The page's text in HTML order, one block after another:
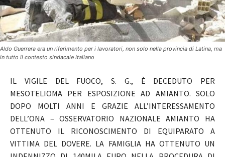
Aldo Guerrera era un riferimento per i lavoratori, non solo nella provincia di Latina, ma
in tutto il contesto sindacale italiano
IL VIGILE DEL FUOCO, S. G., È DECEDUTO PER
MESOTELIOMA PER ESPOSIZIONE AD AMIANTO. SOLO
DOPO MOLTI ANNI E GRAZIE ALL’INTERESSAMENTO
DELL’ONA – OSSERVATORIO NAZIONALE AMIANTO HA
OTTENUTO IL RICONOSCIMENTO DI EQUIPARATO A
VITTIMA DEL DOVERE. LA FAMIGLIA HA OTTENUTO UN